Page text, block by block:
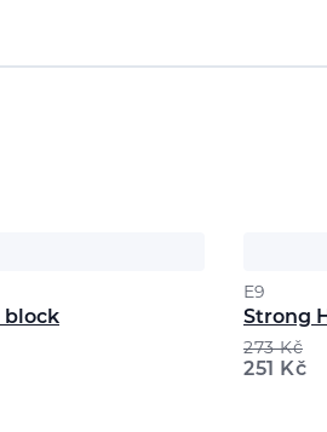
block
E9
Strong
273Kč
251 Kč